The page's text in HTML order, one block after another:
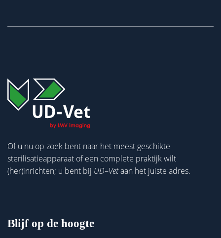
Of u nu op zoek bent naar het meest geschikte
sterilisatieapparaat of een complete praktijk wilt
(her)inrichten; u bent bij UD–Vetaan het juiste adres.
Blijf op de hoogte